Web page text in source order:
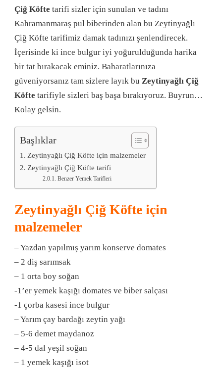
Çiğ Köfte tarifi sizler için sunulan ve tadını
Kahramanmaraş pul biberinden alan bu Zeytinyağlı
Çiğ Köfte tarifimiz damak tadınızı şenlendirecek.
İçerisinde ki ince bulgur iyi yoğurulduğunda harika
bir tat bırakacak eminiz. Baharatlarınıza
güveniyorsanız tam sizlere layık bu Zeytinyağlı Çiğ
Köfte tarifiyle sizleri baş başa bırakıyoruz. Buyrun…
Kolay gelsin.
Başlıklar
Zeytinyağlı Çiğ Köfte için malzemeler
Zeytinyağlı Çiğ Köfte tarifi
Benzer Yemek Tarifleri
Zeytinyağlı Çiğ Köfte için
malzemeler
– Yazdan yapılmış yarım konserve domates
– 2 diş sarımsak
– 1 orta boy soğan
-1’er yemek kaşığı domates ve biber salçası
-1 çorba kasesi ince bulgur
– Yarım çay bardağı zeytin yağı
– 5-6 demet maydanoz
– 4-5 dal yeşil soğan
– 1 yemek kaşığı isot